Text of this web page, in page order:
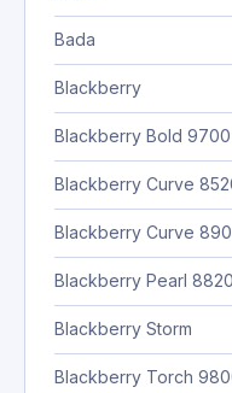
Bada
Blackberry
Blackberry Bold 9700
Blackberry Curve
Blackberry Curve
Blackberry Pearl 8820
Blackberry Storm
Blackberry Torch